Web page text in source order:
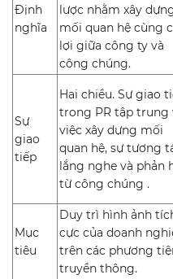
Định
nghĩa
lược nhằm xây
mối quan hệ cùng
lợi giữa công ty và
công chúng.
Sự
giao
tiếp
Hai chiều. Sự giao
trong PR tập trung
việc xây dựng mối
quan hệ, sự tương
lắng nghe và phản
từ công chúng .
Mục
tiêu
Duy trì hình ảnh
cực của doanh
trên các phương
truyền thông.